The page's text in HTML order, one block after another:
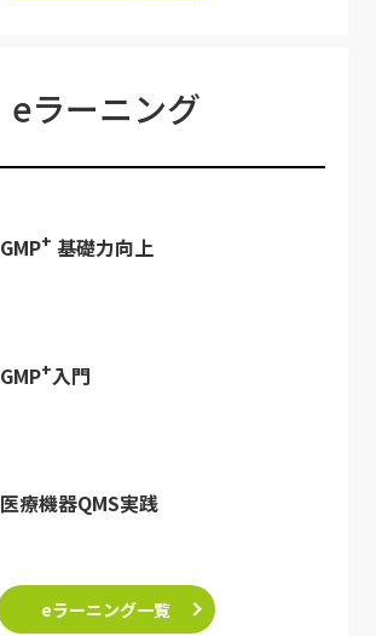
eラーニング
GMP+ 基礎力向上
GMP+入門
医療機器QMS実践
eラーニング一覧